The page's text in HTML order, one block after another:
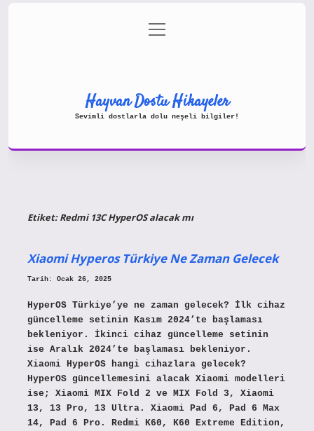
Gizlilik Politikası
menüyü
aç
Hayvan Dostu Hikayeler
Sevimli dostlarla dolu neşeli bilgiler!
Etiket:Redmi 13C HyperOS alacak mı
Xiaomi Hyperos Türkiye Ne Zaman Gelecek
Tarih: Ocak 26, 2025
HyperOS Türkiye’ye ne zaman gelecek? İlk cihaz
güncelleme setinin Kasım 2024’te başlaması
bekleniyor. İkinci cihaz güncelleme setinin
ise Aralık 2024’te başlaması bekleniyor.
Xiaomi HyperOS hangi cihazlara gelecek?
HyperOS güncellemesini alacak Xiaomi modelleri
ise; Xiaomi MIX Fold 2 ve MIX Fold 3, Xiaomi
13, 13 Pro, 13 Ultra. Xiaomi Pad 6, Pad 6 Max
14, Pad 6 Pro. Redmi K60, K60 Extreme Edition,